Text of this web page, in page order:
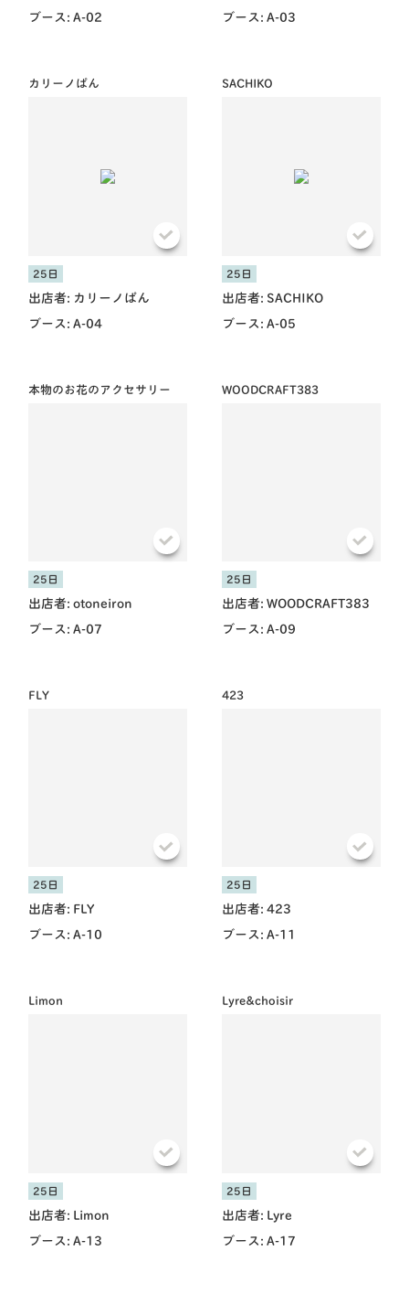
ブース: A-02
ブース: A-03
カリーノぱん
25日
出店者: カリーノぱん
ブース: A-04
SACHIKO
25日
出店者: SACHIKO
ブース: A-05
本物のお花のアクセサリー
25日
出店者: otoneiron
ブース: A-07
WOODCRAFT383
25日
出店者: WOODCRAFT383
ブース: A-09
FLY
25日
出店者: FLY
ブース: A-10
423
25日
出店者: 423
ブース: A-11
Limon
25日
出店者: Limon
ブース: A-13
Lyre&choisir
25日
出店者: Lyre
ブース: A-17